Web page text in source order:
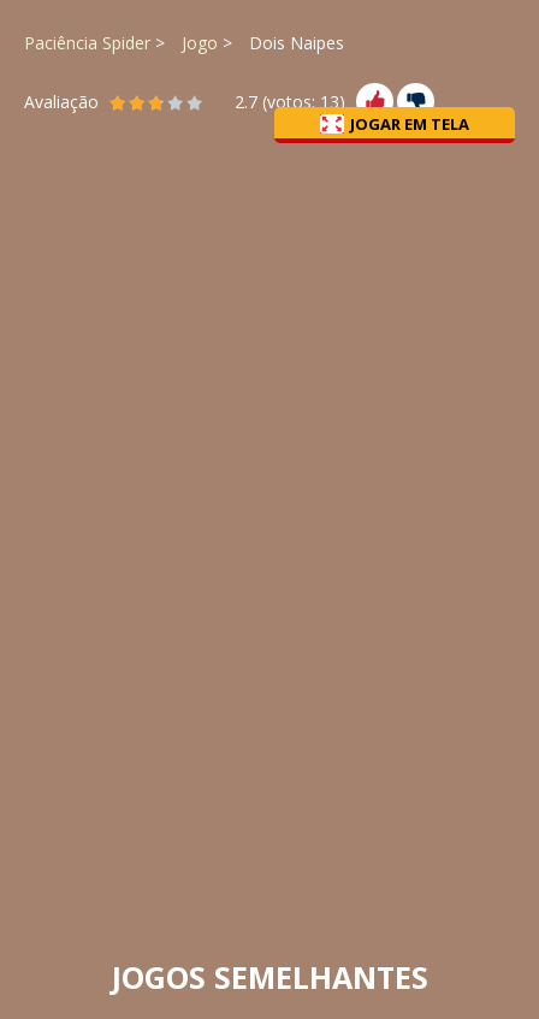
Paciência Spider Jogo Dois Naipes
Avaliação 2.7 (votos:13)
JOGAR EM TELA
JOGOS SEMELHANTES